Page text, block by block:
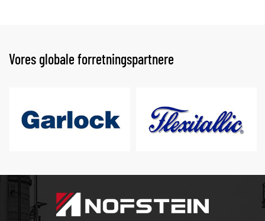
Vores globale forretningspartnere